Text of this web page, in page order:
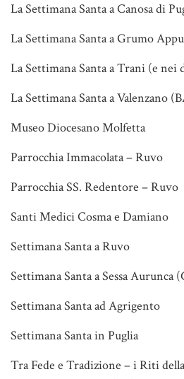
La Settimana Santa a Canosa di
La Settimana Santa a Grumo
La Settimana Santa a Trani (e
La Settimana Santa a Valenzano
Museo Diocesano Molfetta
Parrocchia Immacolata – Ruvo
Parrocchia SS. Redentore – Ruvo
Santi Medici Cosma e Damiano
Settimana Santa a Ruvo
Settimana Santa a Sessa Aurunca
Settimana Santa ad Agrigento
Settimana Santa in Puglia
Tra Fede e Tradizione – i Riti